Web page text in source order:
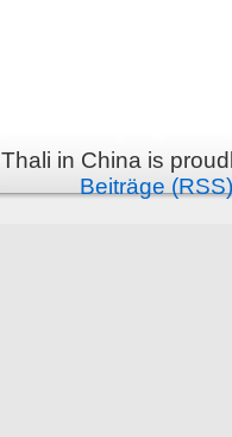
Thali in China is
Beiträge (RSS)